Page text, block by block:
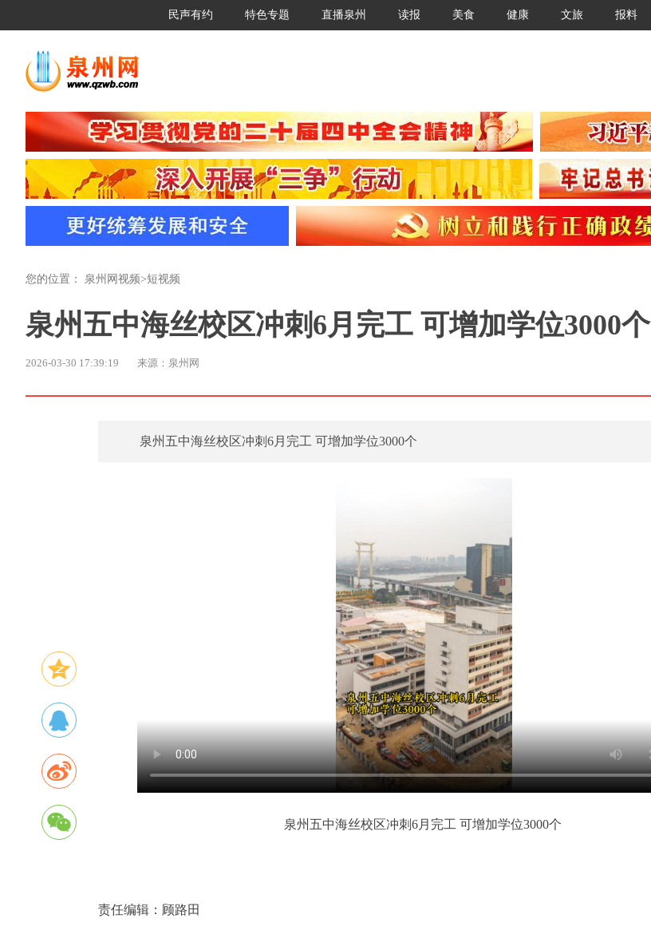
民声有约 特色专题 直播泉州 读报 美食 健康 文旅 报料
您的位置： 泉州网视频>短视频
泉州五中海丝校区冲刺6月完工 可增加学位3000个
2026-03-30 17:39:19 来源：泉州网
泉州五中海丝校区冲刺6月完工 可增加学位3000个
泉州五中海丝校区冲刺6月完工 可增加学位3000个
责任编辑： 顾路田